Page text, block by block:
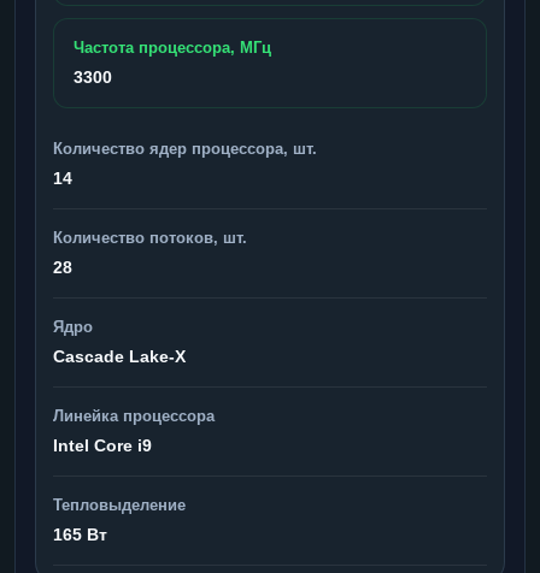
Частота процессора, МГц
3300
Количество ядер процессора, шт.
14
Количество потоков, шт.
28
Ядро
Cascade Lake-X
Линейка процессора
Intel Core i9
Тепловыделение
165 Вт